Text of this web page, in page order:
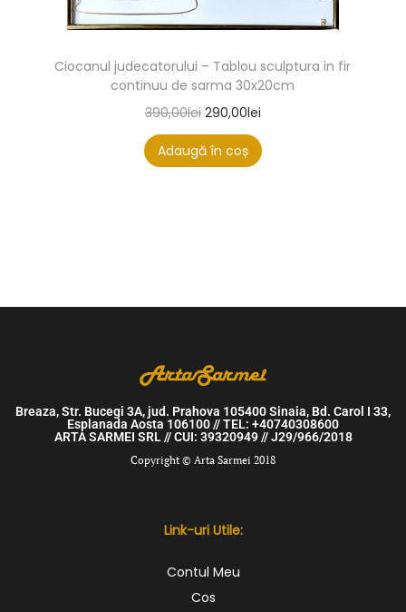
Ciocanul judecatorului – Tablou sculptura in fir
continuu de sarma 30x20cm
390,00lei 290,00lei
Adaugă în coș
Breaza, Str. Bucegi 3A, jud. Prahova 105400 Sinaia, Bd. Carol I 33,
Esplanada Aosta 106100 // TEL: +40740308600
ARTA SARMEI SRL // CUI: 39320949 // J29/966/2018
Copyright © Arta Sarmei 2018
Link-uri Utile:
Contul Meu
Cos